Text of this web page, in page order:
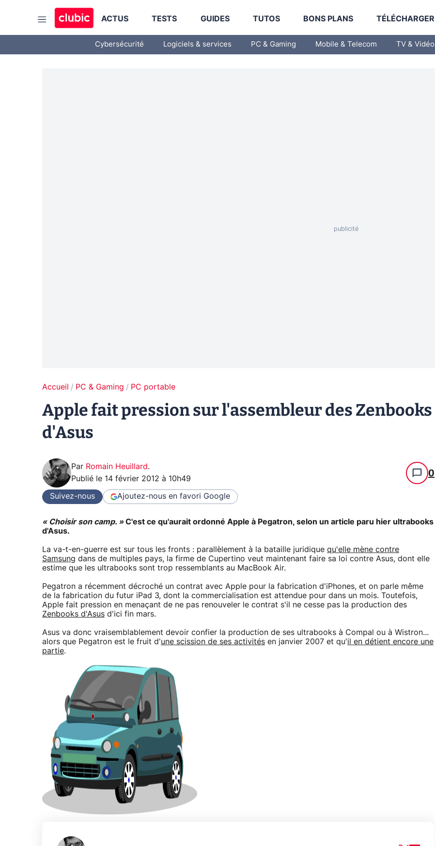
ACTUS TESTS GUIDES TUTOS BONS PLANS TÉLÉCHARGER
Cybersécurité Logiciels & services PC & Gaming Mobile & Telecom TV & Vidéo
Accueil PC & Gaming PC portable
Apple fait pression sur l'assembleur des Zenbooks
d'Asus
Par Romain Heuillard.
Publié le 14 février 2012 à 10h49 0
Suivez-nous Ajoutez-nous en favori Google
« Choisir son camp. »C'est ce qu'aurait ordonné Apple à Pegatron, selon un article paru hier ultrabooks
d'Asus.
La va-t-en-guerre est sur tous les fronts : parallèlement à la bataille juridique qu'elle mène contre
Samsung dans de multiples pays, la firme de Cupertino veut maintenant faire sa loi contre Asus, dont elle
estime que les ultrabooks sont trop ressemblants au MacBook Air.
Pegatron a récemment décroché un contrat avec Apple pour la fabrication d'iPhones, et on parle même
de la fabrication du futur iPad 3, dont la commercialisation est attendue pour dans un mois. Toutefois,
Apple fait pression en menaçant de ne pas renouveler le contrat s'il ne cesse pas la production des
Zenbooks d'Asus d'ici fin mars.
Asus va donc vraisemblablement devoir confier la production de ses ultrabooks à Compal ou à Wistron...
alors que Pegatron est le fruit d'une scission de ses activités en janvier 2007 et qu'il en détient encore une
partie.